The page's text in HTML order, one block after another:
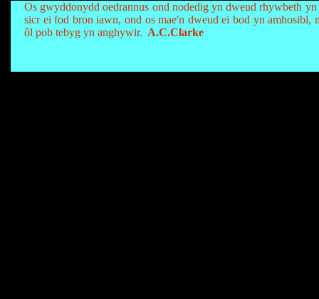
Os gwyddonydd oedrannus ond nodedig yn dweud rhywbeth
sicr ei fod bron iawn, ond os mae'n dweud ei bod yn amhosibl,
ôl pob tebyg yn anghywir. A.C.Clarke